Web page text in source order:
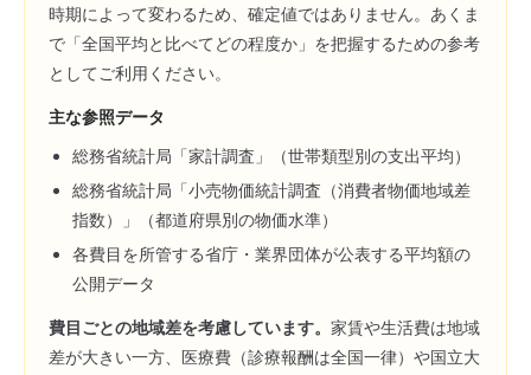
時期によって変わるため、確定値ではありません。あくま
で「全国平均と比べてどの程度か」を把握するための参考
としてご利用ください。
主な参照データ
総務省統計局「家計調査」（世帯類型別の支出平均）
総務省統計局「小売物価統計調査（消費者物価地域差
指数）」（都道府県別の物価水準）
各費目を所管する省庁・業界団体が公表する平均額の
公開データ
費目ごとの地域差を考慮しています。 家賃や生活費は地域
差が大きい一方、医療費（診療報酬は全国一律）や国立大